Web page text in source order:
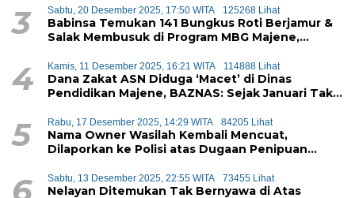
3 Sabtu, 20 Desember 2025, 17:50 WITA 125268 Lihat
Babinsa Temukan 141 Bungkus Roti Berjamur &
Salak Membusuk di Program MBG Majene,
4 Kamis, 11 Desember 2025, 16:21 WITA 114888 Lihat
Dana Zakat ASN Diduga ‘Macet’ di Dinas
Pendidikan Majene, BAZNAS: Sejak Januari Tak
5 Rabu, 17 Desember 2025, 14:29 WITA 84205 Lihat
Nama Owner Wasilah Kembali Mencuat,
Dilaporkan ke Polisi atas Dugaan Penipuan
6 Sabtu, 13 Desember 2025, 22:55 WITA 73455 Lihat
Nelayan Ditemukan Tak Bernyawa di Atas